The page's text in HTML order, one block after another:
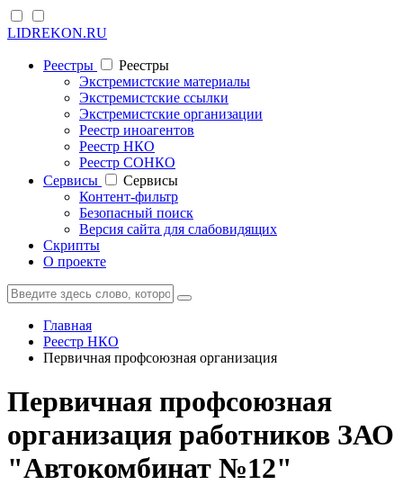
LIDREKON.RU
Реестры
Реестры
Экстремистские материалы
Экстремистские ссылки
Экстремистские организации
Реестр иноагентов
Реестр НКО
Реестр СОНКО
Cервисы
Cервисы
Контент-фильтр
Безопасный поиск
Версия сайта для слабовидящих
Скрипты
О проекте
Главная
Реестр НКО
Первичная профсоюзная организация
Первичная профсоюзная
организация работников ЗАО
"Автокомбинат №12"